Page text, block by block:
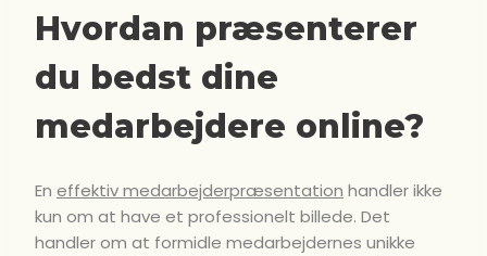
Hvordan præsenterer
du bedst dine
medarbejdere online?
En effektiv medarbejderpræsentation handler ikke
kun om at have et professionelt billede. Det
handler om at formidle medarbejdernes unikke